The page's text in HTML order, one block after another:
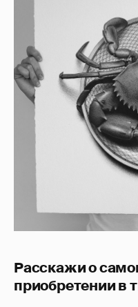
Расскажи о
приобретении в